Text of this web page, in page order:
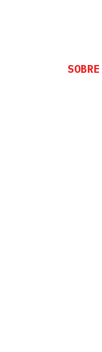
SOBRE